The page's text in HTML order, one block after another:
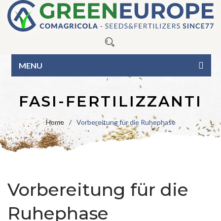
MENU
ÜBER UNS
UNSERE PRODUKTE
Saatgut
Green Line
BIO-Linie
Blumenwiese
CONTAKT
FASI-FERTILIZZANTI
Home / Vorbereitung für die Ruhephase
Vorbereitung für die
Ruhephase